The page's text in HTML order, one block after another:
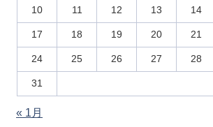
10 11 12 13 14
17 18 19 20 21
24 25 26 27 28
31
« 1月